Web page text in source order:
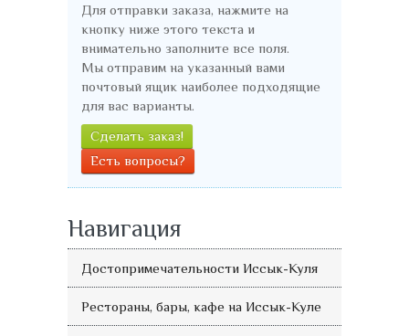
Для отправки заказа, нажмите на
кнопку ниже этого текста и
внимательно заполните все поля.
Мы отправим на указанный вами
почтовый ящик наиболее подходящие
для вас варианты.
Сделать заказ!
Есть вопросы?
Навигация
Достопримечательности Иссык-Куля
Рестораны, бары, кафе на Иссык-Куле